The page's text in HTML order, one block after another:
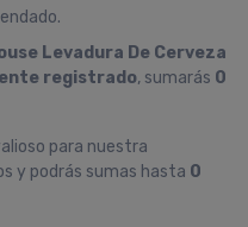
Levadura De Cerveza
registrado, sumarás 0
para nuestra
y podrás sumas hasta 0